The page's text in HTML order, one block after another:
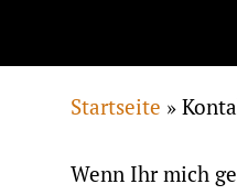
Startseite »
Wenn Ihr mich